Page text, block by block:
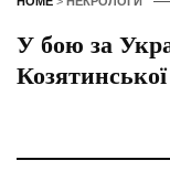
У бою за